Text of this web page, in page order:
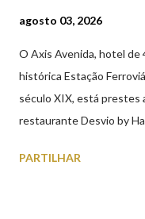
agosto 03, 2026
O Axis Avenida, hotel de
histórica Estação
século XIX, está prestes
restaurante Desvio by
peças históricas cedidas
PARTILHAR